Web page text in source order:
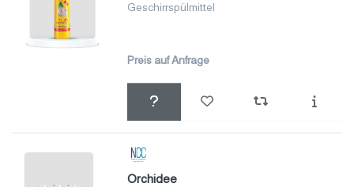
Geschirrspülmittel
Preis auf Anfrage
Orchidee